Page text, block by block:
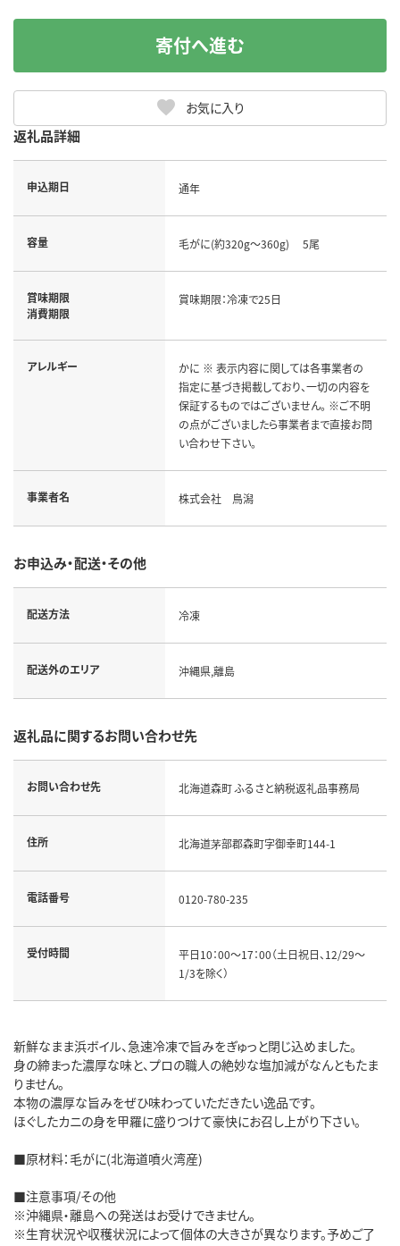
お気に入り
寄付へ進む
返礼品詳細
申込期日 通年
容量 毛がに(約320g～360g) 5尾
賞味期限
消費期限
賞味期限：冷凍で25日
アレルギー
かに ※ 表示内容に関しては各事業者の
指定に基づき掲載しており、一切の内容を
保証するものではございません。 ※ご不明
の点がございましたら事業者まで直接お問
い合わせ下さい。
事業者名 株式会社 鳥潟
お申込み・配送・その他
配送方法 冷凍
配送外のエリア 沖縄県,離島
返礼品に関するお問い合わせ先
お問い合わせ先 北海道森町 ふるさと納税返礼品事務局
住所 北海道茅部郡森町字御幸町144-1
電話番号 0120-780-235
受付時間
平日10：00～17：00（土日祝日、12/29～
1/3を除く）
新鮮なまま浜ボイル、急速冷凍で旨みをぎゅっと閉じ込めました。
身の締まった濃厚な味と、プロの職人の絶妙な塩加減がなんともたま
りません。
本物の濃厚な旨みをぜひ味わっていただきたい逸品です。
ほぐしたカニの身を甲羅に盛りつけて豪快にお召し上がり下さい。
■原材料：毛がに(北海道噴火湾産)
■注意事項/その他
※沖縄県・離島への発送はお受けできません。
※生育状況や収穫状況によって個体の大きさが異なります。予めご了